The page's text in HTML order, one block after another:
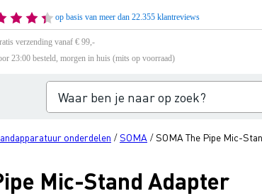
op basis van meer dan 22.355 klantreviews
verzending vanaf € 99,-
23:00 besteld, morgen in huis (mits op voorraad)
onderdelen /SOMA /SOMA The Pipe Mic-
Mic-Stand Adapter